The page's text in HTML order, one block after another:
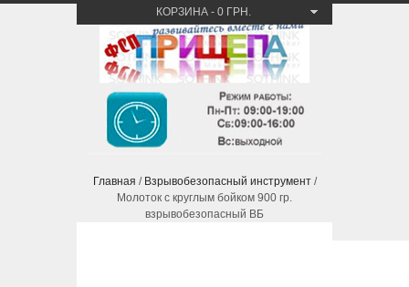
КОРЗИНА - 0 ГРН.
Главная / Взрывобезопасный инструмент/
Молоток с круглым бойком 900 гр.
взрывобезопасный ВБ